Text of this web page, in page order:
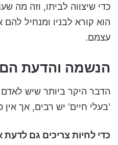
כדי שיצווה לביתו, וזה מה
הוא קורא לבניו ומנחיל
עצמם.
הנשמה והדעת הם
הדבר היקר ביותר שיש
'בעלי חיים' יש רבים, אך אין
כדי לחיות צריכים גם לדעת